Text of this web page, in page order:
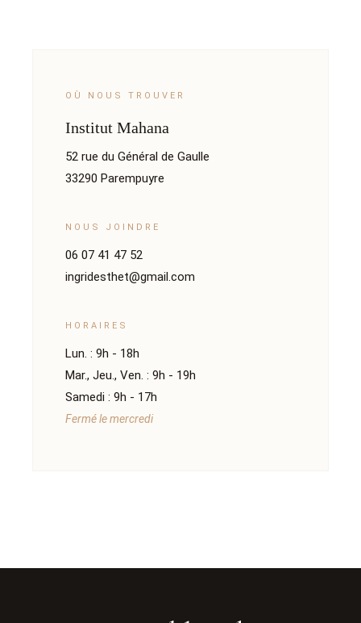
OÙ NOUS TROUVER
Institut Mahana
52 rue du Général de Gaulle
33290 Parempuyre
NOUS JOINDRE
06 07 41 47 52
ingridesthet@gmail.com
HORAIRES
Lun. : 9h - 18h
Mar., Jeu., Ven. : 9h - 19h
Samedi : 9h - 17h
Fermé le mercredi